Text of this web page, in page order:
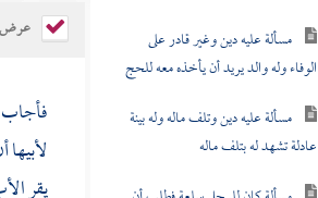
مسألة عليه دين وتلف ماله وله بينة
عادلة تشهد له بتلف ماله
مسألة كان للرجل سلعة فطلب أن
يمهل حتى يبيعها ويوفيه من ثمنها
مسألة ليس لأحد الدائنين أن يختص
عرض
فأجاب